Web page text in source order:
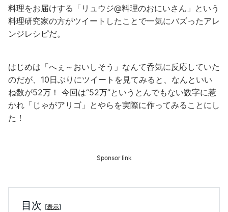
料理をお届けする「リュウジ@料理のおにいさん」という
料理研究家の方がツイートしたことで一気にバズったアレ
ンジレシピだ。
はじめは「へぇ～おいしそう」なんて呑気に反応していた
のだが、10日ぶりにツイートを見てみると、なんといい
ね数が52万！ 今回は“52万”というとんでもない数字に惹
かれ「じゃがアリゴ」とやらを実際に作ってみることにし
た！
Sponsor link
目次 [表示]